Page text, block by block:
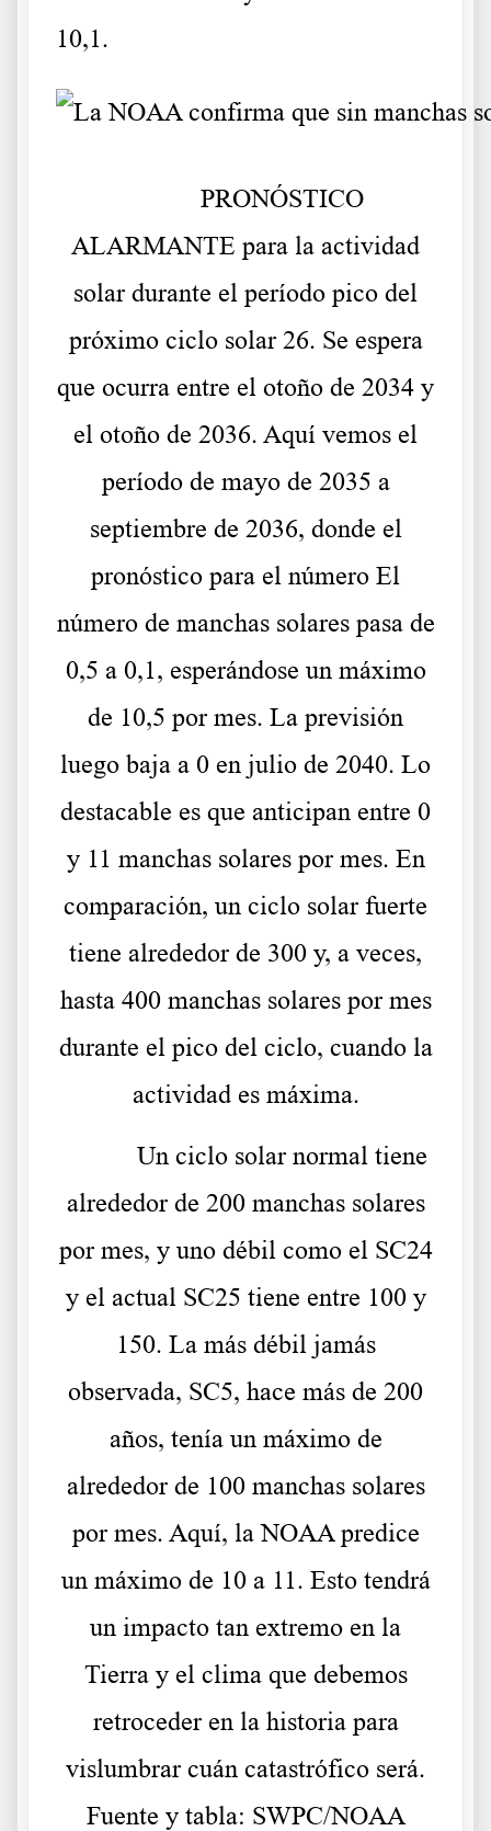
10,1.
PRONÓSTICO
ALARMANTE para la actividad
solar durante el período pico del
próximo ciclo solar 26. Se espera
que ocurra entre el otoño de 2034 y
el otoño de 2036. Aquí vemos el
período de mayo de 2035 a
septiembre de 2036, donde el
pronóstico para el número El
número de manchas solares pasa de
0,5 a 0,1, esperándose un máximo
de 10,5 por mes. La previsión
luego baja a 0 en julio de 2040. Lo
destacable es que anticipan entre 0
y 11 manchas solares por mes. En
comparación, un ciclo solar fuerte
tiene alrededor de 300 y, a veces,
hasta 400 manchas solares por mes
durante el pico del ciclo, cuando la
actividad es máxima.
Un ciclo solar normal tiene
alrededor de 200 manchas solares
por mes, y uno débil como el SC24
y el actual SC25 tiene entre 100 y
150. La más débil jamás
observada, SC5, hace más de 200
años, tenía un máximo de
alrededor de 100 manchas solares
por mes. Aquí, la NOAA predice
un máximo de 10 a 11. Esto tendrá
un impacto tan extremo en la
Tierra y el clima que debemos
retroceder en la historia para
vislumbrar cuán catastrófico será.
Fuente y tabla: SWPC/NOAA